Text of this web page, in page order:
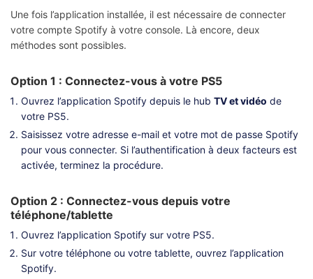
Une fois l’application installée, il est nécessaire de connecter
votre compte Spotify à votre console. Là encore, deux
méthodes sont possibles.
Option 1 : Connectez-vous à votre PS5
Ouvrez l’application Spotify depuis le hub TV et vidéo de
votre PS5.
Saisissez votre adresse e-mail et votre mot de passe Spotify
pour vous connecter. Si l’authentification à deux facteurs est
activée, terminez la procédure.
Option 2 : Connectez-vous depuis votre
téléphone/tablette
Ouvrez l’application Spotify sur votre PS5.
Sur votre téléphone ou votre tablette, ouvrez l’application
Spotify.